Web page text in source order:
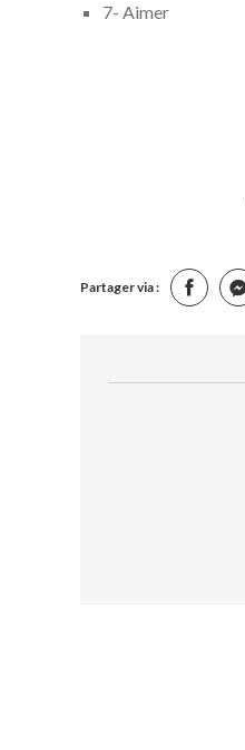
7- Aimer
Partager via :